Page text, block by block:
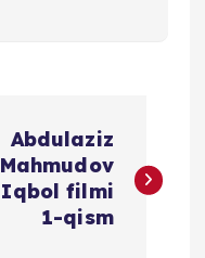
Abdulaziz
Mahmudov
Iqbol filmi
1-qism